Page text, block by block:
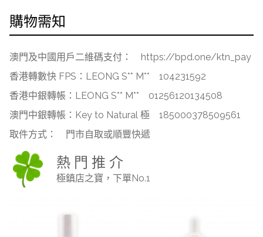
購物需知
澳門及中國用戶二維碼支付：
https://bpd.one/ktn_pay
香港轉數快 FPS：LEONG S** M**
104231592
香港中銀轉帳：LEONG S** M**
01256120134508
澳門中銀轉帳：Key to Natural 極
185000378509561
取件方式：
門市自取或順豐快遞
熱 門 推 介
極鎮店之寶，下單No.1